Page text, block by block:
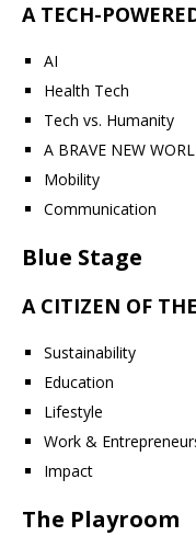
A TECH-
AI
Health Tech
Tech vs. Humanity
A BRAVE NEW
Mobility
Communication
Blue Stage
A CITIZEN OF
Sustainability
Education
Lifestyle
Work &
Impact
The Playroom